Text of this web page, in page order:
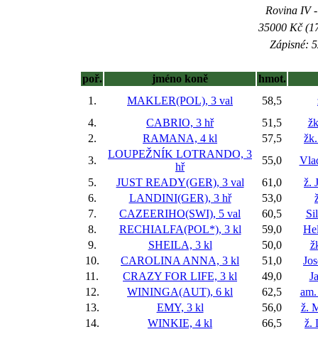
Rovina IV
35000 Kč
Zápisné:
poř. jméno koně
hmot.
1.
MAKLER(POL), 3 val 58,5
4.
CABRIO, 3 hř 51,5
2.
RAMANA, 4 kl 57,5
3.
LOUPEŽNÍK LOTRANDO, 3
hř
55,0
5.
JUST READY(GER), 3 val 61,0
ž.
6.
LANDINI(GER), 3 hř 53,0
7.
CAZEERIHO(SWI), 5 val 60,5
8.
RECHIALFA(POL*), 3 kl 59,0
9.
SHEILA, 3 kl 50,0
10.
CAROLINA ANNA, 3 kl 51,0
11.
CRAZY FOR LIFE, 3 kl 49,0
12.
WININGA(AUT), 6 kl 62,5
13.
EMY, 3 kl 56,0
ž.
14.
WINKIE, 4 kl 66,5 ž.